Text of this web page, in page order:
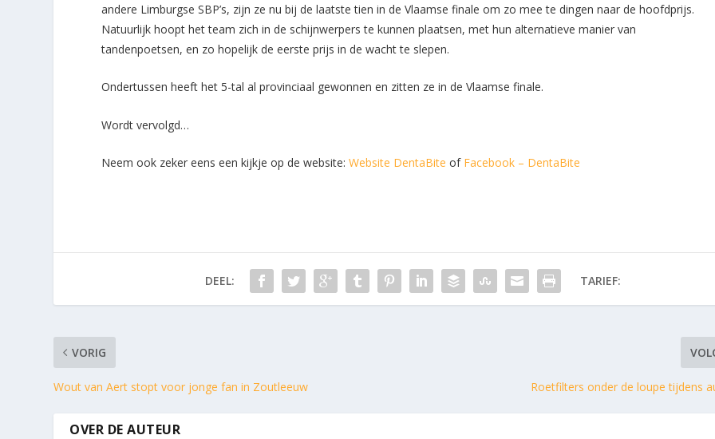
andere Limburgse SBP’s, zijn ze nu bij de laatste tien in de Vlaamse finale om zo mee te dingen naar de hoofdprijs.
Natuurlijk hoopt het team zich in de schijnwerpers te kunnen plaatsen, met hun alternatieve manier van
tandenpoetsen, en zo hopelijk de eerste prijs in de wacht te slepen.
Ondertussen heeft het 5-tal al provinciaal gewonnen en zitten ze in de Vlaamse finale.
Wordt vervolgd…
Neem ook zeker eens een kijkje op de website:Website DentaBite of Facebook – DentaBite
DEEL: TARIEF:
VORIG
Wout van Aert stopt voor jonge fan in Zoutleeuw Roetfilters onder de loupe tijdens
OVER DE AUTEUR